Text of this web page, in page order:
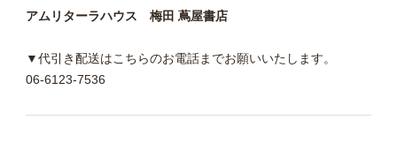
アムリターラハウス 梅田 蔦屋書店
▼代引き配送はこちらのお電話までお願いいたします。
06-6123-7536